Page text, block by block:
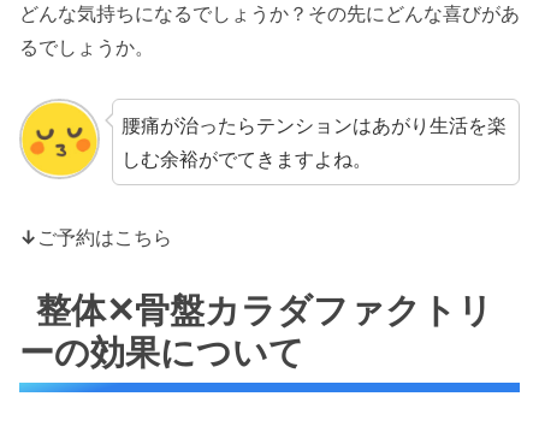
どんな気持ちになるでしょうか？その先にどんな喜びがあ
るでしょうか。
腰痛が治ったらテンションはあがり生活を楽
しむ余裕がでてきますよね。
↓ ご予約はこちら
整体✕骨盤カラダファクトリ
ーの効果について